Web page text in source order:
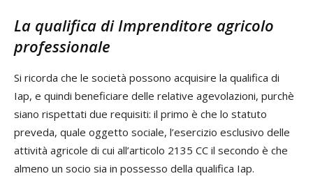
La qualifica di Imprenditore agricolo
professionale
Si ricorda che le società possono acquisire la qualifica di
Iap, e quindi beneficiare delle relative agevolazioni, purchè
siano rispettati due requisiti: il primo è che lo statuto
preveda, quale oggetto sociale, l’esercizio esclusivo delle
attività agricole di cui all’articolo 2135 CC il secondo è che
almeno un socio sia in possesso della qualifica Iap.